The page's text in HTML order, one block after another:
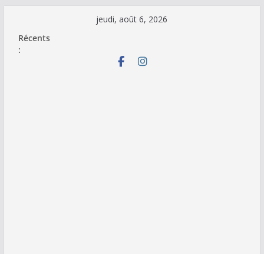
contenu
jeudi, août 6, 2026
Récents
: